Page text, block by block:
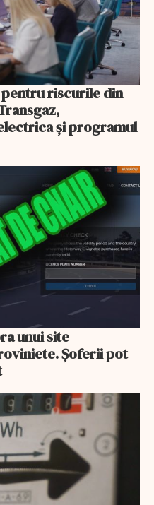
riscurile din
și programul
unui site
Șoferii pot